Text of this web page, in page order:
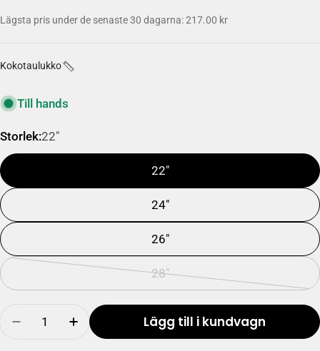
Lägsta pris under de senaste 30 dagarna: 217.00 kr
Kokotaulukko
Till hands
Storlek:22"
22"
24"
26"
28"
Alternativet
är
slutsålt
eller
Minska mängden av Fastskin LZR Ignite
Lägg till produktmängd Fastskin
Lägg till i kundvagn